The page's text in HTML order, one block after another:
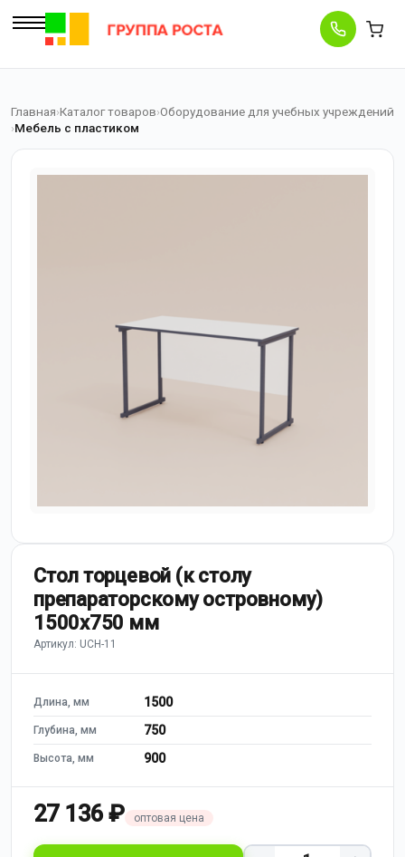
Главная Каталог товаров Оборудование для учебных учреждений
Мебель с пластиком
Стол торцевой (к столу
препараторскому островному)
1500х750 мм
Артикул: UCH-11
Длина, мм 1500
Глубина, мм 750
Высота, мм 900
27 136 ₽ оптовая цена